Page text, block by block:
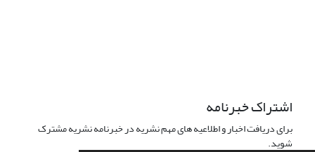
اشتراک خبرنامه
برای دریافت اخبار و اطلاعیه های مهم نشریه در خبرنامه نشریه مشترک
شوید.